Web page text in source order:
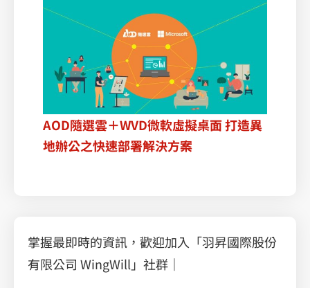
AOD隨選雲＋WVD微軟虛擬桌面 打造異
地辦公之快速部署解決方案
掌握最即時的資訊，歡迎加入「羽昇國際股份
有限公司 WingWill」社群｜